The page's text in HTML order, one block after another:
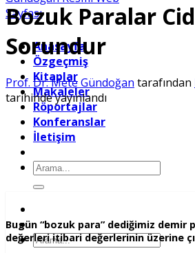
Anasayfa
Özgeçmiş
Kitaplar
Makaleler
Röportajlar
Konferanslar
İletişim
Ara:
Ara:
Bozuk Paralar
Sorundur
Prof. Dr. Mete Gündoğan tarafından
tarihinde yayınlandı
Bugün “bozuk para” dediğimiz demir
değerleri itibari değerlerinin üzerine